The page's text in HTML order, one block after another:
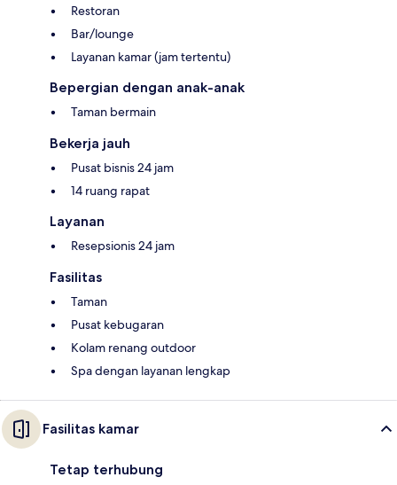
Restoran
Bar/lounge
Layanan kamar (jam tertentu)
Bepergian dengan anak-anak
Taman bermain
Bekerja jauh
Pusat bisnis 24 jam
14 ruang rapat
Layanan
Resepsionis 24 jam
Fasilitas
Taman
Pusat kebugaran
Kolam renang outdoor
Spa dengan layanan lengkap
Fasilitas kamar
Tetap terhubung